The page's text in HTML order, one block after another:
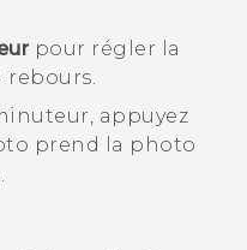
pour régler la
appuyez
prend la photo